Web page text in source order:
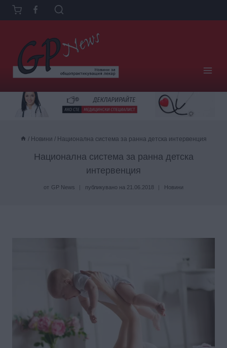
Към
съдържанието
/ Новини / Национална система за ранна детска интервенция
Национална система за ранна детска
интервенция
от GP News публикувано на 21.06.2018 Новини